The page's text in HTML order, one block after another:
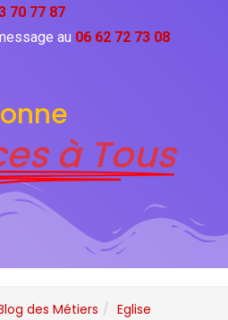
70 77 87
au 06 62 72 73 08
à Tous
des Métiers
Eglise